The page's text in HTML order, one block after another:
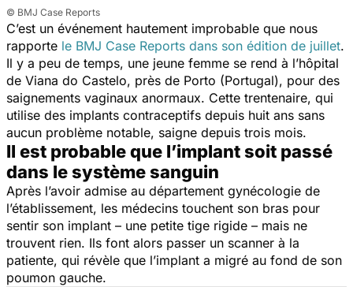
© BMJ Case Reports
C’est un événement hautement improbable que nous
rapporte le BMJ Case Reports dans son édition de juillet.
Il y a peu de temps, une jeune femme se rend à l’hôpital
de Viana do Castelo, près de Porto (Portugal), pour des
saignements vaginaux anormaux. Cette trentenaire, qui
utilise des implants contraceptifs depuis huit ans sans
aucun problème notable, saigne depuis trois mois.
Il est probable que l’implant soit passé
dans le système sanguin
Après l’avoir admise au département gynécologie de
l’établissement, les médecins touchent son bras pour
sentir son implant – une petite tige rigide – mais ne
trouvent rien. Ils font alors passer un scanner à la
patiente, qui révèle que l’implant a migré au fond de son
poumon gauche.